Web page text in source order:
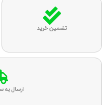
تضمین خرید
ارسال به